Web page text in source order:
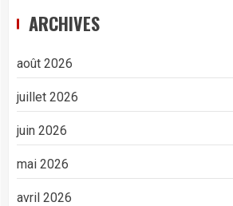
ARCHIVES
août 2026
juillet 2026
juin 2026
mai 2026
avril 2026